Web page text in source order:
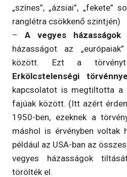
„színes”, „ázsiai”, „fekete”
ranglétra csökkenő szintjén)
– A vegyes házasságok
házasságot az
között. Ezt a
Erkölcstelenségi
kapcsolatot is megtiltotta a
fajúak között. (Itt azért
1950-ben, ezeknek a
máshol is érvényben voltak
például az USA-ban az
vegyes házasságok
törölték el.